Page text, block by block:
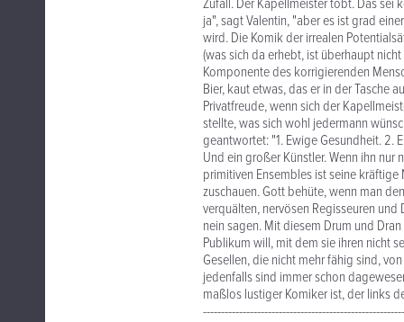
Zufall. Der Kapellmeister tobt. Das sei
ja", sagt Valentin, "aber es ist grad
wird. Die Komik der irrealen
(was sich da erhebt, ist überhaupt
Komponente des korrigierenden
Bier, kaut etwas, das er in der Tasche
Privatfreude, wenn sich der
stellte, was sich wohl jedermann
geantwortet: "1. Ewige Gesundheit. 2.
Und ein großer Künstler. Wenn ihn
primitiven Ensembles ist seine
zuschauen. Gott behüte, wenn man
verquälten, nervösen Regisseuren
nein sagen. Mit diesem Drum und
Publikum will, mit dem sie ihren nicht
Gesellen, die nicht mehr fähig sind,
jedenfalls sind immer schon
maßlos lustiger Komiker ist, der links